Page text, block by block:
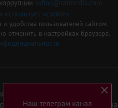
vafina@tatmedia.com
«cookie»
удобства пользователей сайтом.
отменить в настройках браузера.
издание «Татарстан»
или их фрагментов ссылка на
Наш телеграм канал